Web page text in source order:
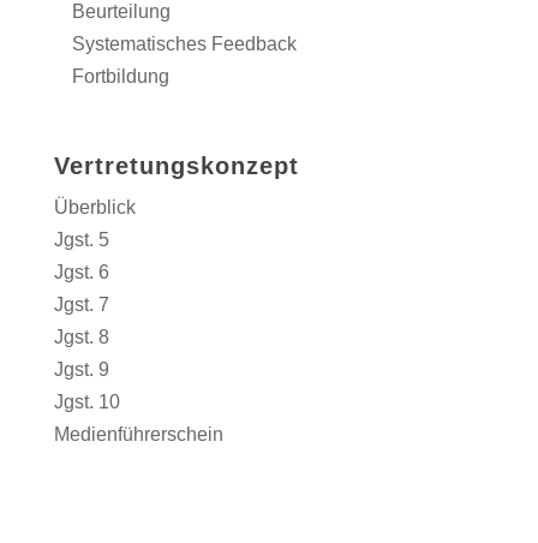
Beurteilung
Systematisches Feedback
Fortbildung
Vertretungskonzept
Überblick
Jgst. 5
Jgst. 6
Jgst. 7
Jgst. 8
Jgst. 9
Jgst. 10
Medienführerschein